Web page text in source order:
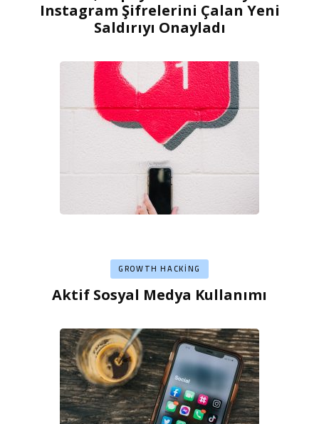
Instagram Şifrelerini Çalan Yeni
Saldırıyı Onayladı
GROWTH HACKING
Aktif Sosyal Medya Kullanımı